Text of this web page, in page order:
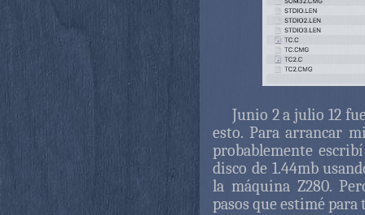
Junio 2 a julio 12
esto. Para arrancar
probablemente
disco de 1.44mb
la máquina Z280.
pasos que estimé